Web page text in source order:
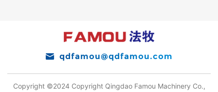
qdfamou@qdfamou.com
Copyright ©2024 Copyright Qingdao Famou Machinery Co.,